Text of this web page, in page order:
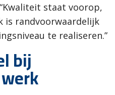
staat voorop,
is randvoorwaardelijk
te realiseren.”
bij